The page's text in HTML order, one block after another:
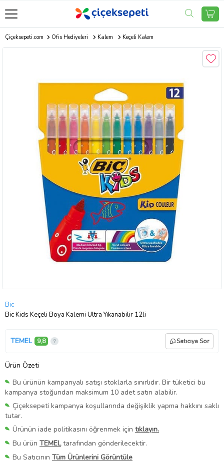
Çiçeksepeti.com Ofis Hediyeleri Kalem Keçeli Kalem
Bic
Bic Kids Keçeli Boya Kalemi Ultra Yıkanabilir 12li
TEMEL 9,8 Satıcıya Sor
Ürün Özeti
Bu ürünün kampanyalı satışı stoklarla sınırlıdır. Bir tüketici bu
kampanya stoğundan maksimum 10 adet satın alabilir.
Çiçeksepeti kampanya koşullarında değişiklik yapma hakkını saklı
tutar.
Ürünün iade politikasını öğrenmek için tıklayın.
Bu ürün TEMELtarafından gönderilecektir.
Bu Satıcının Tüm Ürünlerini Görüntüle